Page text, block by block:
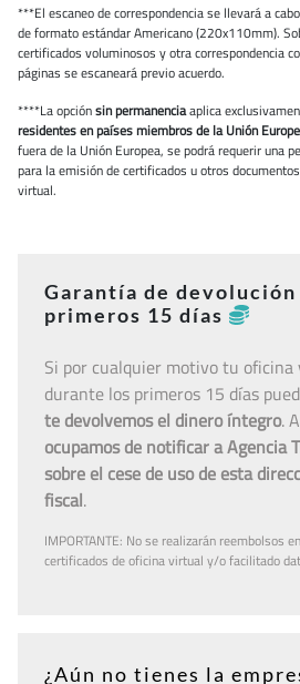
***El escaneo de correspondencia se llevará a
de formato estándar Americano (220x110mm).
certificados voluminosos y otra correspondencia
páginas se escaneará previo acuerdo.
****La opciónsin permanenciaaplica
residentes en países miembros de la Unión
fuera de la Unión Europea, se podrá requerir una
para la emisión de certificados u otros
virtual.
Garantía de
primeros 15 días
Si por cualquier motivo tu
durante los primeros 15 días
te devolvemos el dinero íntegro.
ocupamos de notificar a Agencia
sobre el cese de uso de esta
fiscal.
IMPORTANTE: No se realizarán reembolsos
certificados de oficina virtual y/o facilitado
¿Aún no tienes la